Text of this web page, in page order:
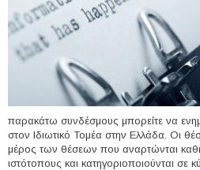
παρακάτω συνδέσμους μπορείτε να
στον Ιδιωτικό Τομέα στην Ελλάδα. Οι
μέρος των θέσεων που αναρτώνται
ιστότοπους και κατηγοριοποιούνται σε